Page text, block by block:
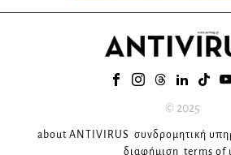
© 2025
about ANTIVIRUS συνδρομητική
διαφήμιση terms of